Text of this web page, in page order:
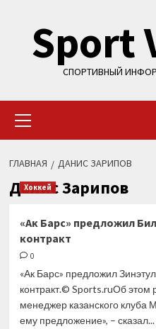
содержимому
Sport
СПОРТИВНЫЙ
меню
ГЛАВНАЯ ДАНИС ЗАРИПОВ
Данис Зарипов
Хоккей
«Ак Барс» предложил
контракт
0
«Ак Барс» предложил
контракт.© Sports.ruОб этом
менеджер казанского
ему предложение», – сказал...